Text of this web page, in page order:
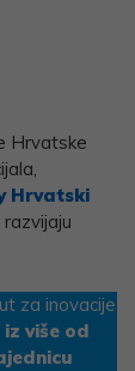
Hrvatske
Hrvatski
za inovacije
više od